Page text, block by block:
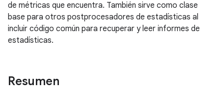
de métricas que encuentra. También sirve como clase
base para otros postprocesadores de estadísticas al
incluir código común para recuperar y leer informes de
estadísticas.
Resumen